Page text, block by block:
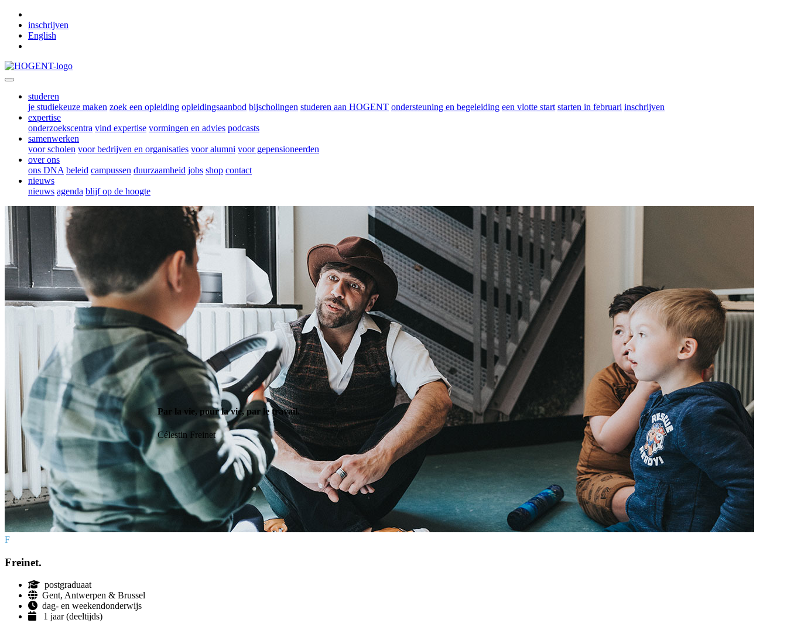
inschrijven
English
studeren
je studiekeuze maken zoek een opleiding opleidingsaanbod bijscholingen studeren aan HOGENT ondersteuning en begeleiding een vlotte start starten in februari inschrijven
expertise
onderzoekscentra vind expertise vormingen en advies podcasts
samenwerken
voor scholen voor bedrijven en organisaties voor alumni voor gepensioneerden
over ons
ons DNA beleid campussen duurzaamheid jobs shop contact
nieuws
nieuws agenda blijf op de hoogte
F
Freinet.
postgraduaat
Gent, Antwerpen & Brussel
dag- en weekendonderwijs
1 jaar (deeltijds)
Par la vie, pour la vie, par le travail.
Célestin Freinet